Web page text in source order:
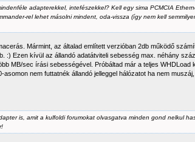
adapterekkel, intefészekkel? Kell egy sima PCMCIA
rel lehet másolni mindent, oda-vissza (így nem kell
Mármint, az általad említett verzióban 2db működő
:) Ezen kívül az állandó adatátviteli sebesség max. néhány
MB/sec írási sebességével. Próbáltad már a teljes WHDLoad
nem futtatnék állandó jelleggel hálózatot ha nem
is, amit a kulfoldi forumokat olvasgatva minden gond nelkul